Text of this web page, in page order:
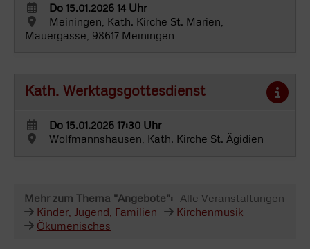
Do 15.01.2026 14 Uhr
Meiningen, Kath. Kirche St. Marien,
Mauergasse, 98617 Meiningen
Kath. Werktagsgottesdienst
Do 15.01.2026 17:30 Uhr
Wolfmannshausen, Kath. Kirche St. Ägidien
Mehr zum Thema "Angebote": Alle Veranstaltungen
Kinder, Jugend, Familien
Kirchenmusik
Ökumenisches